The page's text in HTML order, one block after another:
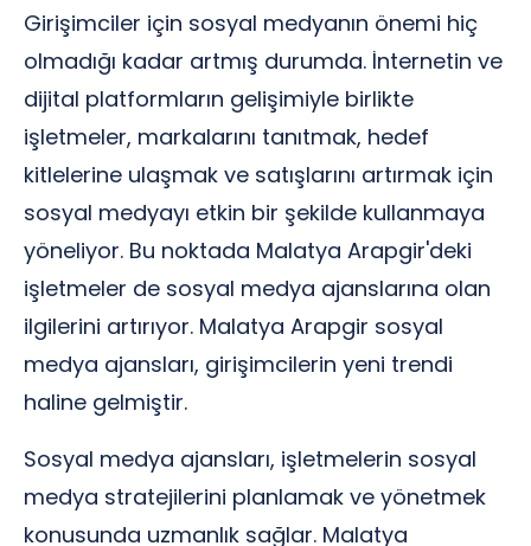
Girişimciler için sosyal medyanın önemi hiç
olmadığı kadar artmış durumda. İnternetin ve
dijital platformların gelişimiyle birlikte
işletmeler, markalarını tanıtmak, hedef
kitlelerine ulaşmak ve satışlarını artırmak için
sosyal medyayı etkin bir şekilde kullanmaya
yöneliyor. Bu noktada Malatya Arapgir'deki
işletmeler de sosyal medya ajanslarına olan
ilgilerini artırıyor. Malatya Arapgir sosyal
medya ajansları, girişimcilerin yeni trendi
haline gelmiştir.
Sosyal medya ajansları, işletmelerin sosyal
medya stratejilerini planlamak ve yönetmek
konusunda uzmanlık sağlar. Malatya